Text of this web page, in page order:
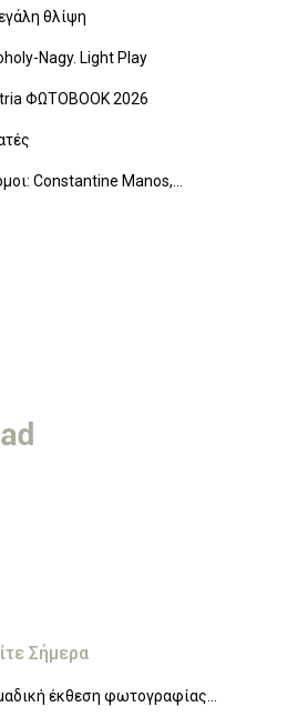
θλίψη
Nagy. Light Play
ΦΩΤΟBOOK 2026
Constantine Manos,...
Σήμερα
έκθεση φωτογραφίας...